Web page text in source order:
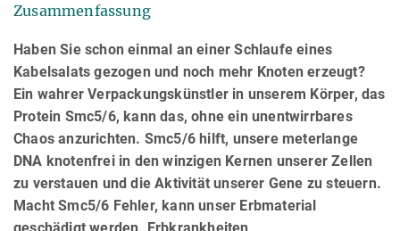
Zusammenfassung
Haben Sie schon einmal an einer Schlaufe eines
Kabelsalats gezogen und noch mehr Knoten erzeugt?
Ein wahrer Verpackungskünstler in unserem Körper, das
Protein Smc5/6, kann das, ohne ein unentwirrbares
Chaos anzurichten. Smc5/6 hilft, unsere meterlange
DNA knotenfrei in den winzigen Kernen unserer Zellen
zu verstauen und die Aktivität unserer Gene zu steuern.
Macht Smc5/6 Fehler, kann unser Erbmaterial